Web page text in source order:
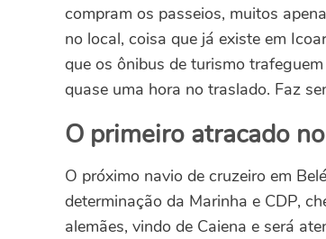
compram os passeios, muitos
no local, coisa que já existe em
que os ônibus de turismo
quase uma hora no traslado. Faz
O primeiro atracado
O próximo navio de cruzeiro em
determinação da Marinha e CDP,
alemães, vindo de Caiena e será